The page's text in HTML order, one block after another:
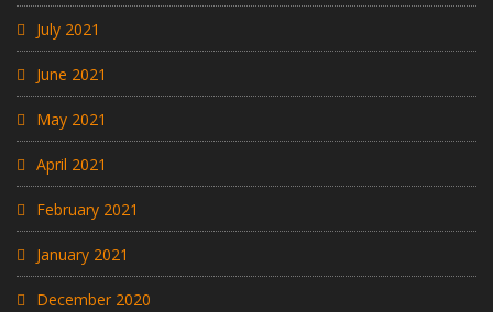
July 2021
June 2021
May 2021
April 2021
February 2021
January 2021
December 2020